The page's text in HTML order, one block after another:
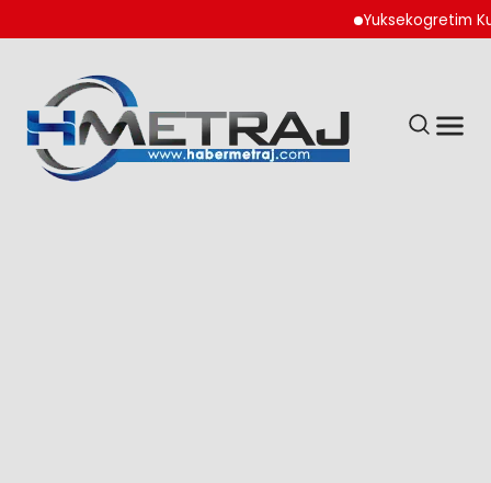
Yuksekogretim